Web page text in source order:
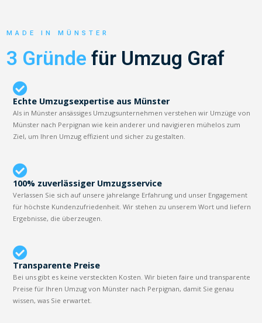
MADE IN MÜNSTER
3 Gründe für Umzug Graf
Echte Umzugsexpertise aus Münster
Als in Münster ansässiges Umzugsunternehmen verstehen wir Umzüge von
Münster nach Perpignan wie kein anderer und navigieren mühelos zum
Ziel, um Ihren Umzug effizient und sicher zu gestalten.
100% zuverlässiger Umzugsservice
Verlassen Sie sich auf unsere jahrelange Erfahrung und unser Engagement
für höchste Kundenzufriedenheit. Wir stehen zu unserem Wort und liefern
Ergebnisse, die überzeugen.
Transparente Preise
Bei uns gibt es keine versteckten Kosten. Wir bieten faire und transparente
Preise für Ihren Umzug von Münster nach Perpignan, damit Sie genau
wissen, was Sie erwartet.